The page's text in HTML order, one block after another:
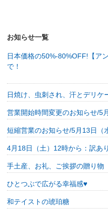
お知らせ一覧
日本価格の50%-80%OFF!【ア
で！
日焼け、虫刺され、汗とデリケ
営業開始時間変更のお知らせ/5
短縮営業のお知らせ/5月13日（
4月18日（土）12時から：訳あ
手土産、お礼、ご挨拶の贈り物
ひとつぶで広がる幸福感♥
和テイストの琥珀糖